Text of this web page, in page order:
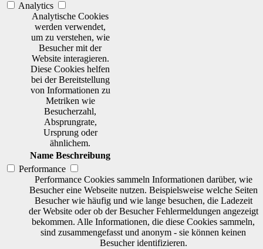
Analytics
Analytische Cookies
werden verwendet,
um zu verstehen, wie
Besucher mit der
Website interagieren.
Diese Cookies helfen
bei der Bereitstellung
von Informationen zu
Metriken wie
Besucherzahl,
Absprungrate,
Ursprung oder
ähnlichem.
Name Beschreibung
Performance
Performance Cookies sammeln Informationen darüber, wie
Besucher eine Webseite nutzen. Beispielsweise welche Seiten
Besucher wie häufig und wie lange besuchen, die Ladezeit
der Website oder ob der Besucher Fehlermeldungen angezeigt
bekommen. Alle Informationen, die diese Cookies sammeln,
sind zusammengefasst und anonym - sie können keinen
Besucher identifizieren.